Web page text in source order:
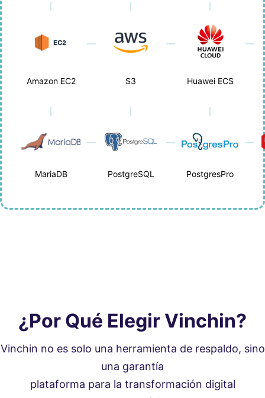
Amazon EC2 S3 Huawei ECS
MariaDB PostgreSQL PostgresPro
¿Por Qué Elegir Vinchin?
Vinchin no es solo una herramienta de respaldo, sino
una garantía
plataforma para la transformación digital